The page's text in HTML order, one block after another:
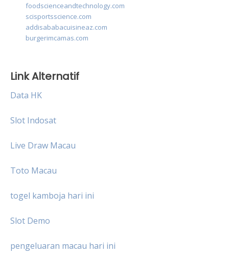
foodscienceandtechnology.com
scisportsscience.com
addisababacuisineaz.com
burgerimcamas.com
Link Alternatif
Data HK
Slot Indosat
Live Draw Macau
Toto Macau
togel kamboja hari ini
Slot Demo
pengeluaran macau hari ini